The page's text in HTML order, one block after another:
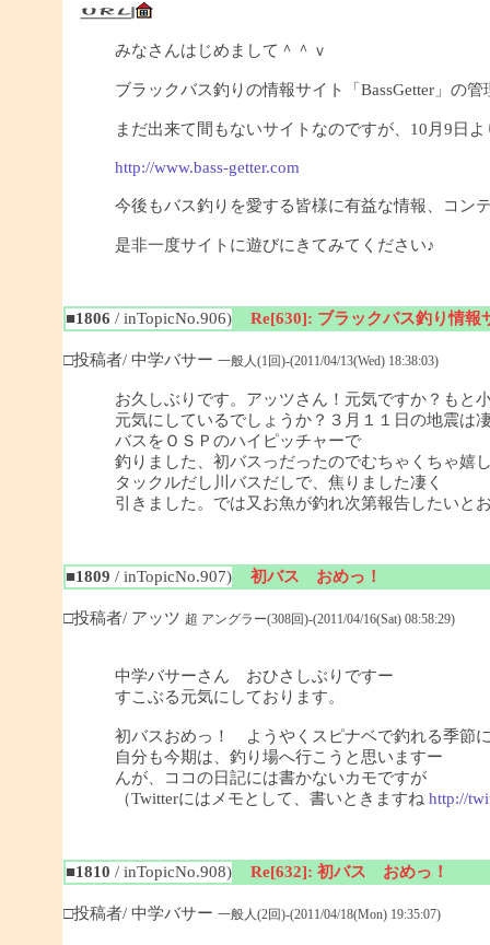
みなさんはじめまして＾＾ｖ
ブラックバス釣りの情報サイト「BassGetter」の管
まだ出来て間もないサイトなのですが、10月9日
http://www.bass-getter.com
今後もバス釣りを愛する皆様に有益な情報、コン
是非一度サイトに遊びにきてみてください♪
■1806 / inTopicNo.906) Re[630]: ブラックバス釣り情報
□投稿者/ 中学バサー 一般人(1回)-(2011/04/13(Wed) 18:38:03)
お久しぶりです。アッツさん！元気ですか？もと
元気にしているでしょうか？３月１１日の地震は
バスをＯＳＰのハイピッチャーで
釣りました、初バスっだったのでむちゃくちゃ嬉
タックルだし川バスだしで、焦りました凄く
引きました。では又お魚が釣れ次第報告したいと
■1809 / inTopicNo.907) 初バス おめっ！
□投稿者/ アッツ 超 アングラー(308回)-(2011/04/16(Sat) 08:58:29)
中学バサーさん おひさしぶりですー
すこぶる元気にしております。
初バスおめっ！ ようやくスピナベで釣れる季節
自分も今期は、釣り場へ行こうと思いますー
んが、ココの日記には書かないカモですが
（Twitterにはメモとして、書いときますね http://
■1810 / inTopicNo.908) Re[632]: 初バス おめっ！
□投稿者/ 中学バサー 一般人(2回)-(2011/04/18(Mon) 19:35:07)